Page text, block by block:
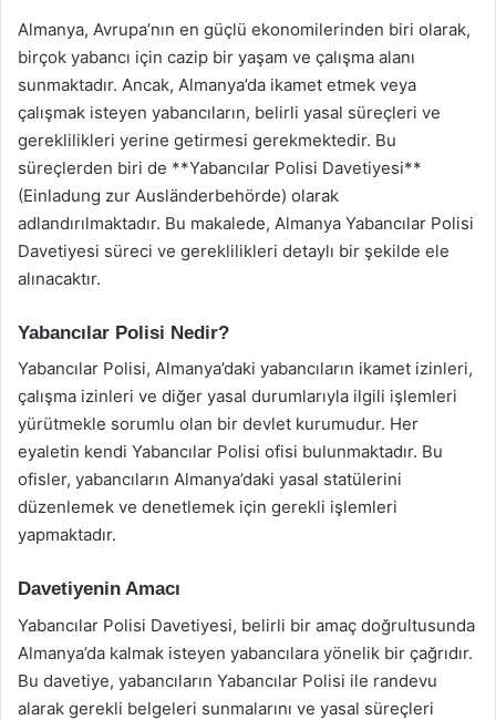
Almanya, Avrupa’nın en güçlü ekonomilerinden biri olarak,
birçok yabancı için cazip bir yaşam ve çalışma alanı
sunmaktadır. Ancak, Almanya’da ikamet etmek veya
çalışmak isteyen yabancıların, belirli yasal süreçleri ve
gereklilikleri yerine getirmesi gerekmektedir. Bu
süreçlerden biri de **Yabancılar Polisi Davetiyesi**
(Einladung zur Ausländerbehörde) olarak
adlandırılmaktadır. Bu makalede, Almanya Yabancılar Polisi
Davetiyesi süreci ve gereklilikleri detaylı bir şekilde ele
alınacaktır.
Yabancılar Polisi Nedir?
Yabancılar Polisi, Almanya’daki yabancıların ikamet izinleri,
çalışma izinleri ve diğer yasal durumlarıyla ilgili işlemleri
yürütmekle sorumlu olan bir devlet kurumudur. Her
eyaletin kendi Yabancılar Polisi ofisi bulunmaktadır. Bu
ofisler, yabancıların Almanya’daki yasal statülerini
düzenlemek ve denetlemek için gerekli işlemleri
yapmaktadır.
Davetiyenin Amacı
Yabancılar Polisi Davetiyesi, belirli bir amaç doğrultusunda
Almanya’da kalmak isteyen yabancılara yönelik bir çağrıdır.
Bu davetiye, yabancıların Yabancılar Polisi ile randevu
alarak gerekli belgeleri sunmalarını ve yasal süreçleri